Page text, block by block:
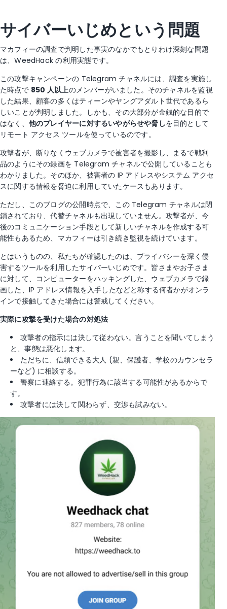
サイバーいじめという問題
マカフィーの調査で判明した事実のなかでもとりわけ深刻な問題
は、WeedHack の利用実態です。
この攻撃キャンペーンの Telegram チャネルには、調査を実施し
た時点で 850 人以上のメンバーがいました。そのチャネルを監視
した結果、顧客の多くはティーンやヤングアダルト世代であるら
しいことが判明しました。しかも、その大部分が金銭的な目的で
はなく、 他のプレイヤーに対するいやがらせや脅しを目的として
リモート アクセス ツールを使っているのです。
攻撃者が、断りなくウェブカメラで被害者を撮影し、まるで戦利
品のようにその録画を Telegram チャネルで公開していることも
わかりました。そのほか、被害者の IP アドレスやシステム アクセ
スに関する情報を脅迫に利用していたケースもあります。
ただし、このブログの公開時点で、この Telegram チャネルは閉
鎖されており、代替チャネルも出現していません。攻撃者が、今
後のコミュニケーション手段として新しいチャネルを作成する可
能性もあるため、マカフィーは引き続き監視を続けています。
とはいうものの、私たちが確認したのは、プライバシーを深く侵
害するツールを利用したサイバーいじめです。皆さまやお子さま
に対して、コンピューターをハッキングした、ウェブカメラで録
画した、IP アドレス情報を入手したなどと称する何者かがオンラ
インで接触してきた場合には警戒してください。
実際に攻撃を受けた場合の対処法
攻撃者の指示には決して従わない。言うことを聞いてしまう
と、事態は悪化します。
ただちに、信頼できる大人 (親、保護者、学校のカウンセラ
ーなど) に相談する。
警察に連絡する。犯罪行為に該当する可能性があるからで
す。
攻撃者には決して関わらず、交渉も試みない。